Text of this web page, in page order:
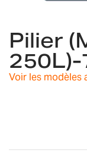
the
beginning
of
the
Pilier
Voir les modèles